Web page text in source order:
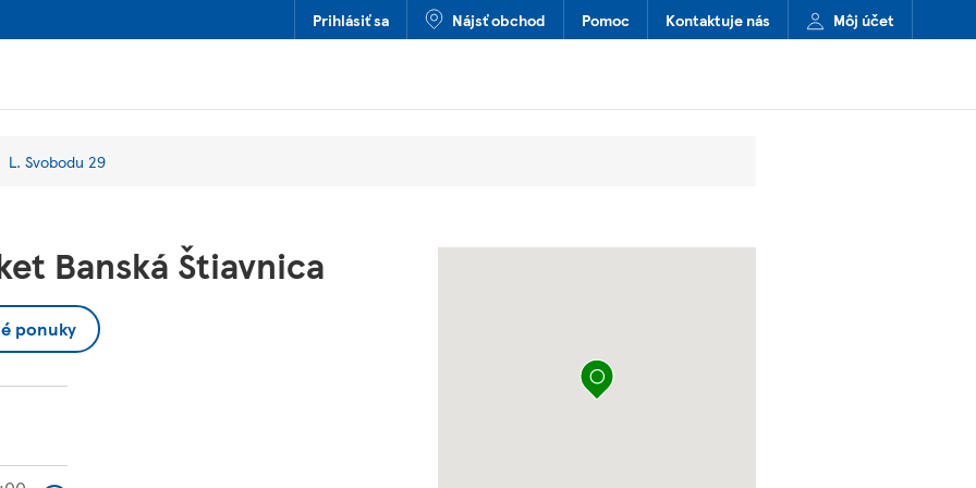
Prihlásiť sa Nájsť obchod Pomoc Kontaktuje nás Môj účet
L. Svobodu 29
Banská Štiavnica
ponuky
Špendlík na mape